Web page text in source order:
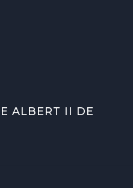
ALBERT II DE